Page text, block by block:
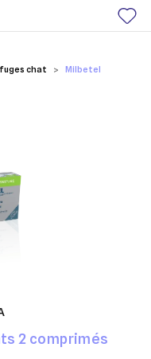
chat
Milbetel
2 comprimés